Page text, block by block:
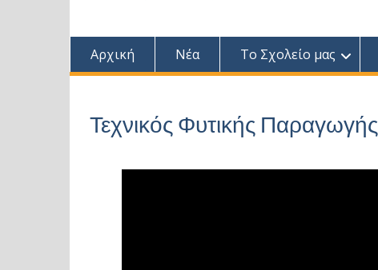
Αρχική Νέα Το Σχολείο μας
Τεχνικός Φυτικής Παραγωγής